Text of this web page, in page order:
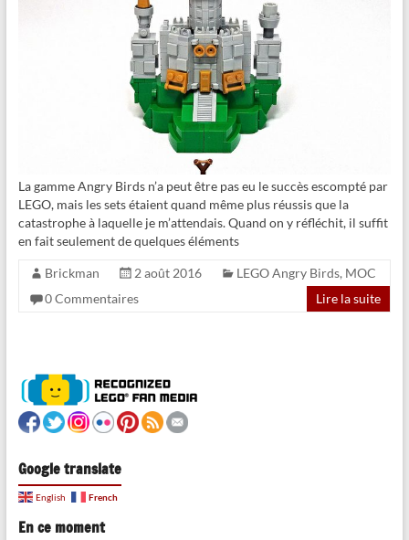
La gamme Angry Birds n’a peut être pas eu le succès escompté par
LEGO, mais les sets étaient quand même plus réussis que la
catastrophe à laquelle je m’attendais. Quand on y réfléchit, il suffit
en fait seulement de quelques éléments
Brickman 2 août 2016 LEGO Angry Birds, MOC
0 Commentaires
Lire la suite
Google translate
English French
En ce moment